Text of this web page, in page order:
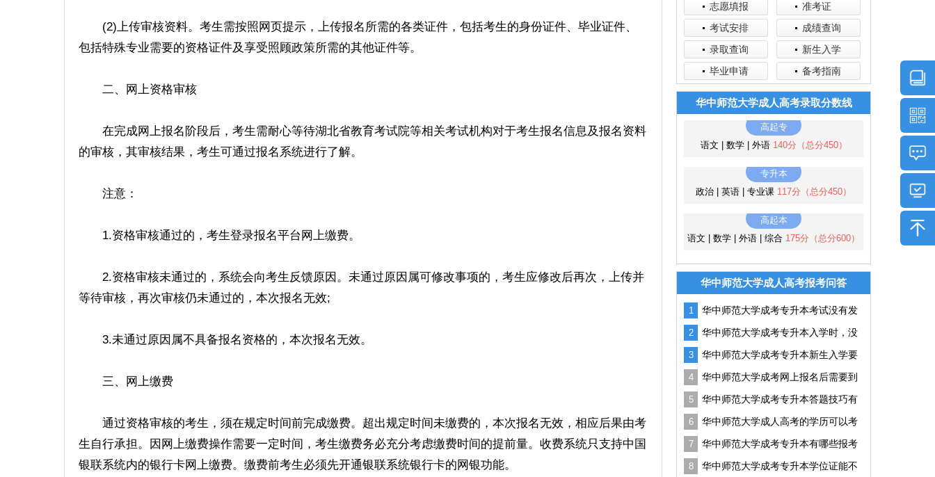
(2)上传审核资料。考生需按照网页提示，上传报名所需的各类证件，包括考生的身份证件、毕业证件、
包括特殊专业需要的资格证件及享受照顾政策所需的其他证件等。
二、网上资格审核
在完成网上报名阶段后，考生需耐心等待湖北省教育考试院等相关考试机构对于考生报名信息及报名资料
的审核，其审核结果，考生可通过报名系统进行了解。
注意：
1.资格审核通过的，考生登录报名平台网上缴费。
2.资格审核未通过的，系统会向考生反馈原因。未通过原因属可修改事项的，考生应修改后再次，上传并
等待审核，再次审核仍未通过的，本次报名无效;
3.未通过原因属不具备报名资格的，本次报名无效。
三、网上缴费
通过资格审核的考生，须在规定时间前完成缴费。超出规定时间未缴费的，本次报名无效，相应后果由考
生自行承担。因网上缴费操作需要一定时间，考生缴费务必充分考虑缴费时间的提前量。收费系统只支持中国
银联系统内的银行卡网上缴费。缴费前考生必须先开通银联系统银行卡的网银功能。
志愿填报
准考证
考试安排
成绩查询
录取查询
新生入学
毕业申请
备考指南
华中师范大学成人高考录取分数线
高起专
语文 | 数学 | 外语 140分（总分450）
专升本
政治 | 英语 | 专业课 117分（总分450）
高起本
语文 | 数学 | 外语 | 综合 175分（总分600）
华中师范大学成人高考报考问答
1
华中师范大学成考专升本考试没有发
挥好怎么办？
2
华中师范大学成考专升本入学时，没
有通知书可以吗？
3
华中师范大学成考专升本新生入学要
准备哪些资料？
4
华中师范大学成考网上报名后需要到
现场确认吗?
5
华中师范大学成考专升本答题技巧有
哪些？如何提升答题效率？
6
华中师范大学成人高考的学历可以考
研吗？有用吗？
7
华中师范大学成考专升本有哪些报考
条件？
8
华中师范大学成考专升本学位证能不